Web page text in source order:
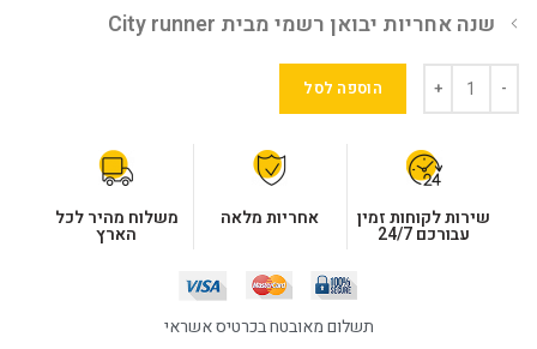
שנה אחריות יבואן רשמי מבית City runner
הוספה לסל
שירות לקוחות זמין
עבורכם 24/7
אחריות מלאה משלוח מהיר לכל
הארץ
תשלום מאובטח בכרטיס אשראי